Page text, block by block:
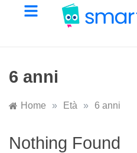
6 anni
Home » Età » 6 anni
Nothing Found